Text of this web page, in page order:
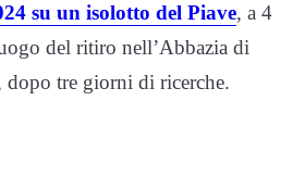
su un isolotto del Piave, a 4
del ritiro nell’Abbazia di
dopo tre giorni di ricerche.